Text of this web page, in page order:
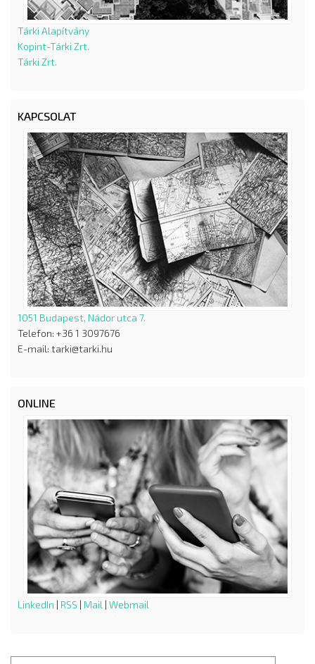
Tárki Alapítvány
Kopint-Tárki Zrt.
Tárki Zrt.
KAPCSOLAT
1051 Budapest, Nádor utca 7.
Telefon: +36 1 3097676
E-mail: tarki@tarki.hu
ONLINE
LinkedIn | RSS | Mail | Webmail